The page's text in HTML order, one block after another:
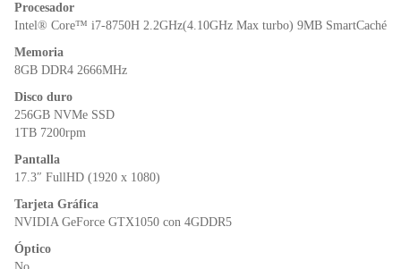
o p dl
y
Procesador
Intel® Core™ i7-8750H 2.2GHz(4.10GHz Max turbo) 9MB SmartCaché
Memoria
8GB DDR4 2666MHz
Disco duro
256GB NVMe SSD
1TB 7200rpm
Pantalla
17.3″ FullHD (1920 x 1080)
Tarjeta Gráfica
NVIDIA GeForce GTX1050 con 4GDDR5
Óptico